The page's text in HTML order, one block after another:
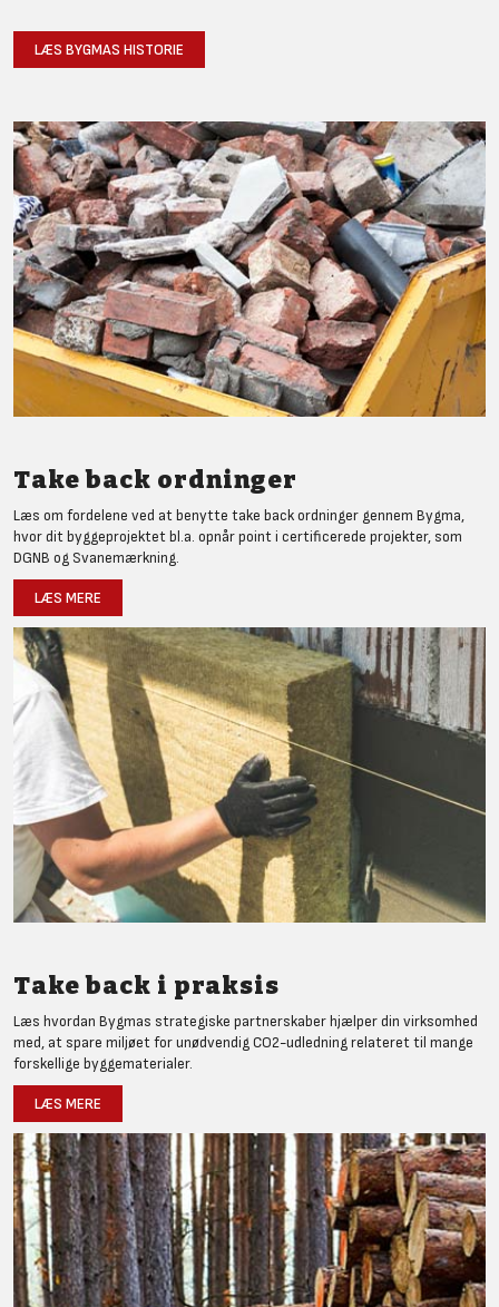
LÆS BYGMAS HISTORIE
Take back ordninger
Læs om fordelene ved at benytte take back ordninger gennem Bygma,
hvor dit byggeprojektet bl.a. opnår point i certificerede projekter, som
DGNB og Svanemærkning.
LÆS MERE
Take back i praksis
Læs hvordan Bygmas strategiske partnerskaber hjælper din virksomhed
med, at spare miljøet for unødvendig CO2-udledning relateret til mange
forskellige byggematerialer.
LÆS MERE